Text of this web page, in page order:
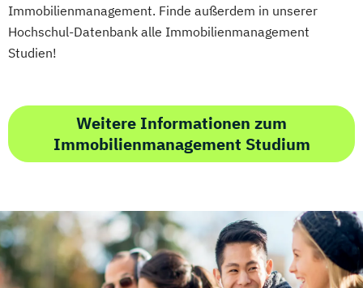
Modemanagement
Nachhaltiges Management
Personalentwicklung
Personalmanagement
Personalmanagement (DE/EN) Pflege
Product Management (DE/EN)
Produktdesign
Projektmanagement (DE/EN)
Immobilienmanagement. Finde außerdem in unserer
Hochschul-Datenbank alle Immobilienmanagement
Studien!
Weitere Informationen zum
Immobilienmanagement Studium